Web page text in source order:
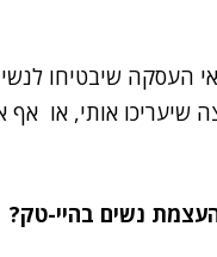
העסקה שיבטיחו
שיעריכו אותי, או
נשים בהיי-טק?